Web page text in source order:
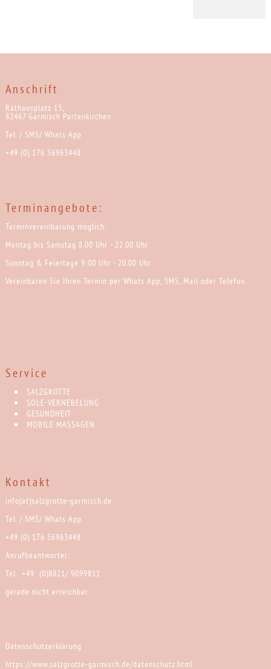
Anschrift
Rathausplatz 13;
82467 Garmisch Partenkirchen
Tel. / SMS/ Whats App
+49 (0) 176 56963448
Terminangebote:
Terminvereinbarung möglich:
Montag bis Samstag 8.00 Uhr - 22.00 Uhr
Sonntag & Feiertage 9:00 Uhr - 20.00 Uhr
Vereinbaren Sie Ihren Termin per Whats App, SMS, Mail oder Telefon.
Service
SALZGROTTE
SOLE-VERNEBELUNG
GESUNDHEIT
MOBILE MASSAGEN
Kontakt
info(at)salzgrotte-garmisch.de
Tel. / SMS/ Whats App
+49 (0) 176 56963448
Anrufbeantworter:
Tel. +49 (0)8821/ 9099811
gerade nicht erreichbar.
Datenschutzerklärung
https://www.salzgrotte-garmisch.de/datenschutz.html